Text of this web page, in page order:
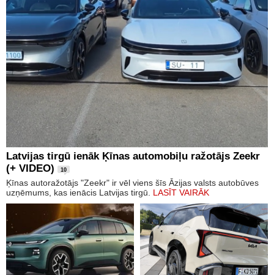
Latvijas tirgū ienāk Ķīnas automobiļu ražotājs Zeekr
(+ VIDEO)
10
Ķīnas autoražotājs "Zeekr" ir vēl viens šīs Āzijas valsts autobūves
uzņēmums, kas ienācis Latvijas tirgū. LASĪT VAIRĀK